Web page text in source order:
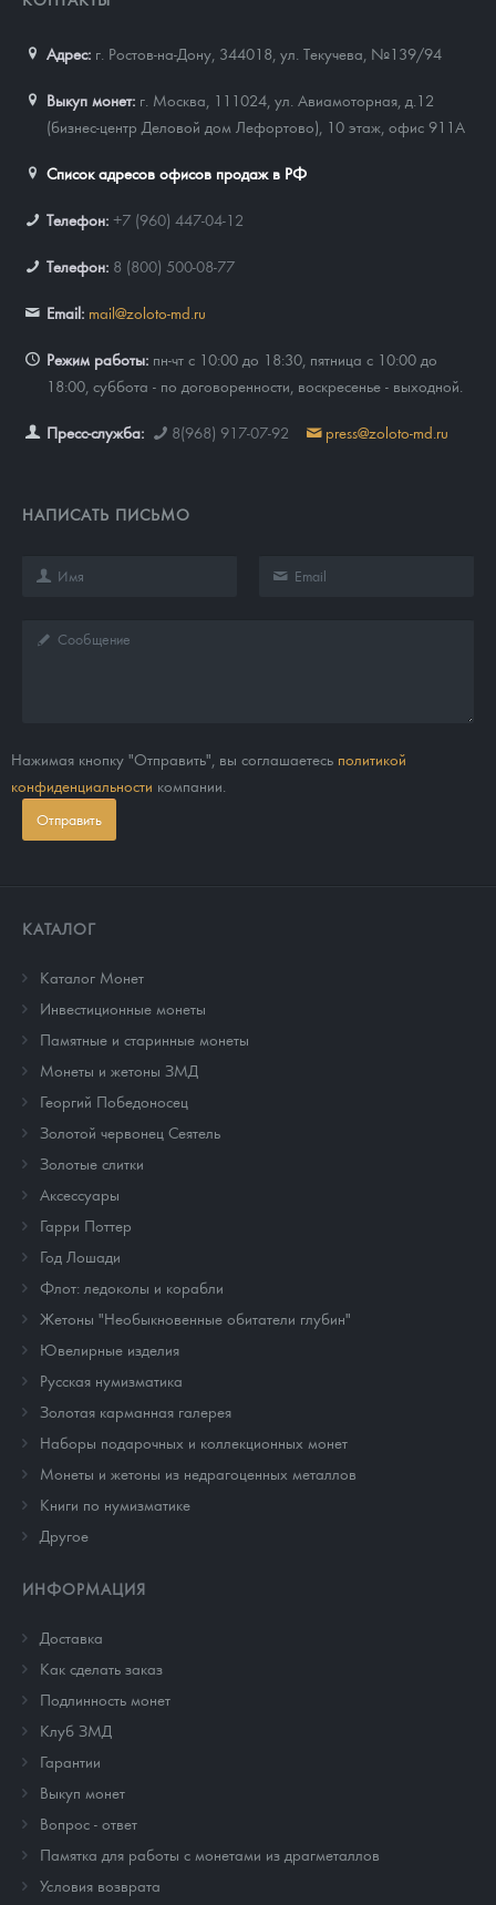
Адрес: г. Ростов-на-Дону, 344018 ул. Текучева, №139/94
Выкуп монет: г. Москва, 111024, ул. Авиамоторная, д.12
(бизнес-центр Деловой дом Лефортово), 10 этаж, офис 911А
Список адресов офисов продаж в РФ
Телефон: +7 (960) 447-04-12
Телефон: 8 (800) 500-08-77
Email: mail@zoloto-md.ru
Режим работы: пн-чт с 10:00 до 18:30, пятница с 10:00 до
18:00, суббота - по договоренности, воскресенье - выходной.
Пресс-служба: 8(968) 917-07-92 press@zoloto-md.ru
НАПИСАТЬ ПИСЬМО
Нажимая кнопку "Отправить", вы соглашаетесь политикой
конфиденциальности компании.
Отправить
КАТАЛОГ
Каталог Монет
Инвестиционные монеты
Памятные и старинные монеты
Монеты и жетоны ЗМД
Георгий Победоносец
Золотой червонец Сеятель
Золотые слитки
Аксессуары
Гарри Поттер
Год Лошади
Флот: ледоколы и корабли
Жетоны "Необыкновенные обитатели глубин"
Ювелирные изделия
Русская нумизматика
Золотая карманная галерея
Наборы подарочных и коллекционных монет
Монеты и жетоны из недрагоценных металлов
Книги по нумизматике
Другое
ИНФОРМАЦИЯ
Доставка
Как сделать заказ
Подлинность монет
Клуб ЗМД
Гарантии
Выкуп монет
Вопрос - ответ
Памятка для работы с монетами из драгметаллов
Условия возврата